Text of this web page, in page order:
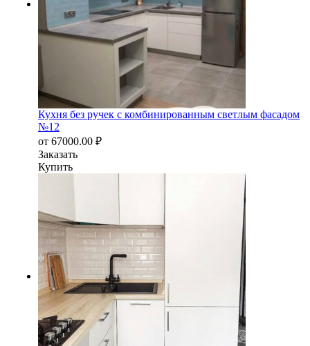
Кухня без ручек с комбинированным светлым фасадом
№12
от 67000.00 ₽
Заказать
Купить